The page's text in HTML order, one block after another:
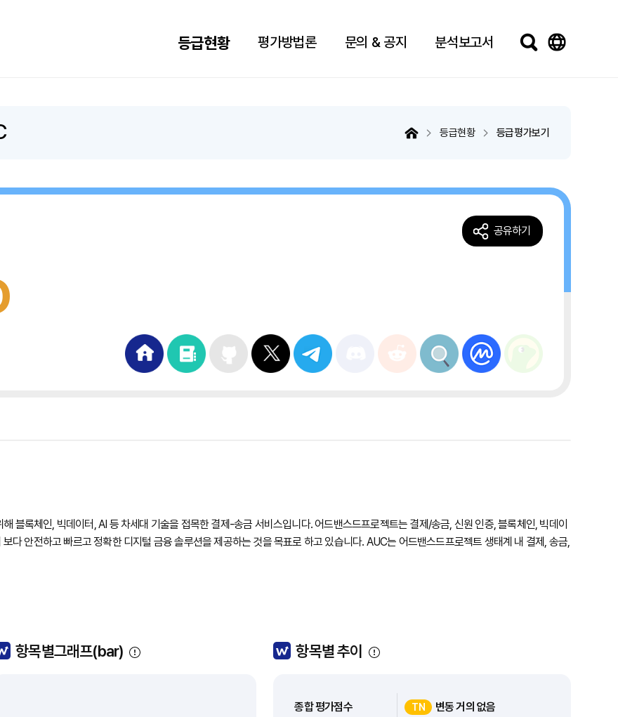
등급현황 평가방법론 문의 & 공지 분석보고서
검색하기Language
등급현황 등급평가보기
공유하기
블록체인, 빅데이터, AI 등 차세대 기술을 접목한 결제-송금 서비스입니다. 어드밴스드프로젝트는 결제/송금, 신원 인증, 블록체인, 빅데이
다 안전하고 빠르고 정확한 디지털 금융 솔루션을 제공하는 것을 목표로 하고 있습니다. AUC는 어드밴스드프로젝트 생태계 내 결제, 송금,
항목별그래프(bar) 항목별 추이
종합 평가점수 TN 변동 거의 없음